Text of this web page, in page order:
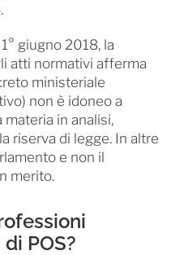
giugno 2018, la
atti normativi afferma
ministeriale
non è idoneo a
in analisi,
riserva di legge. In altre
e non il
merito.
POS?